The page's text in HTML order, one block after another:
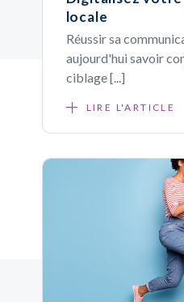
locale
Réussir sa
aujourd'hui savoir
ciblage [...]
LIRE L'ARTICLE